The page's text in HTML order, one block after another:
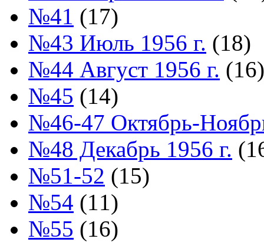
№41 (17)
№43 Июль 1956 г. (18)
№44 Август 1956 г. (16)
№45 (14)
№46-47 Октябрь-
№48 Декабрь 1956 г.
№51-52 (15)
№54 (11)
№55 (16)